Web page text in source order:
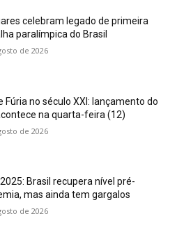
celebram legado de primeira
paralímpica do Brasil
de 2026
Fúria no século XXI: lançamento do
na quarta-feira (12)
de 2026
Brasil recupera nível pré-
mas ainda tem gargalos
de 2026